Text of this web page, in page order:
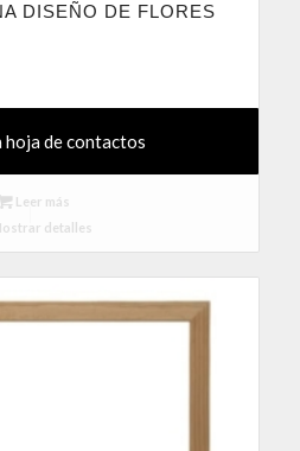
DISEÑO DE FLORES
hoja de contactos
Leer más
detalles